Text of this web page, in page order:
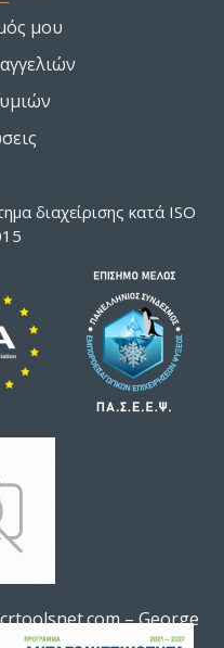
μου
διαχείρισης κατά ISO
– George